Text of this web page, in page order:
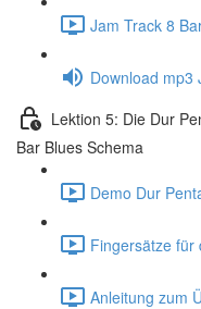
Jam Track 8
Download mp3
Lektion 5: Die Dur
Bar Blues Schema
Demo Dur
Fingersätze für
Anleitung zum